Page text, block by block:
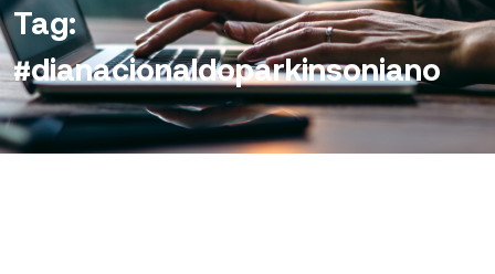
Tag:
#dianacionaldoparkinsoniano